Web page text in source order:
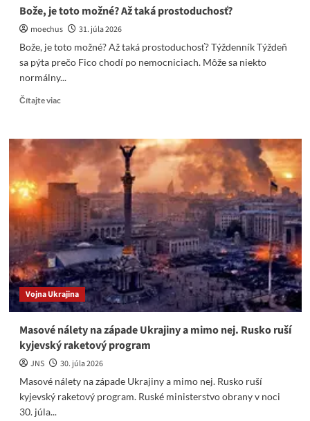
Bože, je toto možné? Až taká prostoduchosť?
moechus
31. júla 2026
Bože, je toto možné? Až taká prostoduchosť? Týždenník Týždeň
sa pýta prečo Fico chodí po nemocniciach. Môže sa niekto
normálny...
Čítajte viacRead
Bože,
je
toto
možné?
Až
prostoduchosť?
Vojna Ukrajina
Masové nálety na západe Ukrajiny a mimo nej. Rusko ruší
kyjevský raketový program
JNS
30. júla 2026
Masové nálety na západe Ukrajiny a mimo nej. Rusko ruší
kyjevský raketový program. Ruské ministerstvo obrany v noci
30. júla...